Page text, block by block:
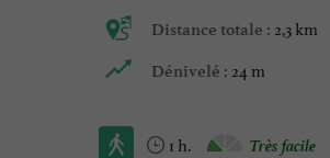
Distance totale : 2,3 km
Dénivelé : 24 m
1 h. Très facile